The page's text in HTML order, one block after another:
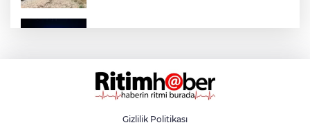
Aslı Hünel’den Bursa Festivali’nde
unutulmaz gece
Gizlilik Politikası